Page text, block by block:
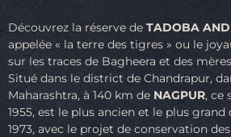
Découvrez la réserve de TADOBA
appelée « la terre des tigres » ou le
sur les traces de Bagheera et des
Situé dans le district de Chandrapur,
Maharashtra, à 140 km de NAGPUR, ce
1955, est le plus ancien et le plus
1973, avec le projet de conservation